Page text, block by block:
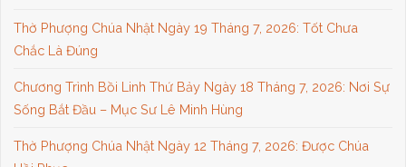
Thờ Phượng Chúa Nhật Ngày 19 Tháng 7, 2026: Tốt Chưa
Chắc Là Đúng
Chương Trình Bồi Linh Thứ Bảy Ngày 18 Tháng 7, 2026: Nơi Sự
Sống Bắt Đầu – Mục Sư Lê Minh Hùng
Thờ Phượng Chúa Nhật Ngày 12 Tháng 7, 2026: Được Chúa